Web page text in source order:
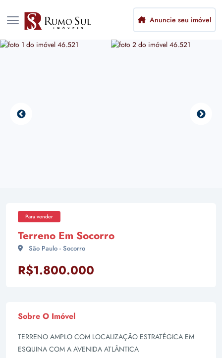
Anuncie seu imóvel
Para vender
Terreno Em Socorro
São Paulo - Socorro
R$1.800.000
Sobre O Imóvel
TERRENO AMPLO COM LOCALIZAÇÃO ESTRATÉGICA EM
ESQUINA COM A AVENIDA ATLÂNTICA